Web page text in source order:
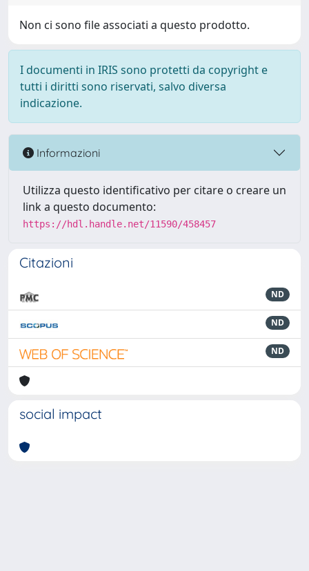
Non ci sono file associati a questo prodotto.
I documenti in IRIS sono protetti da copyright e
tutti i diritti sono riservati, salvo diversa
indicazione.
Informazioni
Utilizza questo identificativo per citare o creare un
link a questo documento:
https://hdl.handle.net/11590/458457
Citazioni
ND
ND
ND
social impact